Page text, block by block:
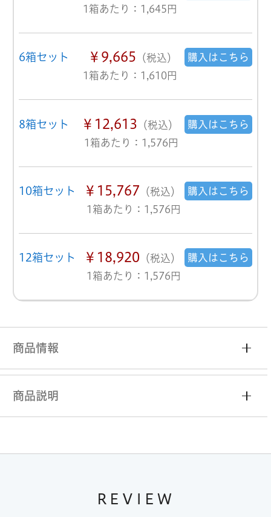
1箱あたり：1,645円
6箱セット ￥9,665 （税込）
1箱あたり：1,610円
購入はこちら
8箱セット ￥12,613 （税込）
1箱あたり：1,576円
購入はこちら
10箱セット ￥15,767 （税込）
1箱あたり：1,576円
購入はこちら
12箱セット ￥18,920 （税込）
1箱あたり：1,576円
購入はこちら
商品情報
商品説明
REVIEW